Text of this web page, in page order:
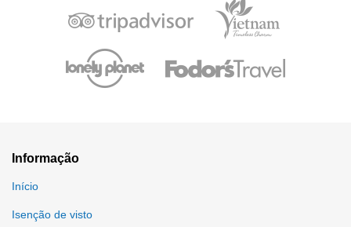
Informação
Início
Isenção de visto